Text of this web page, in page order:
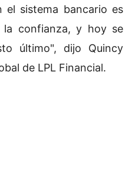
el sistema bancario es
la confianza, y hoy se
último", dijo Quincy
de LPL Financial.